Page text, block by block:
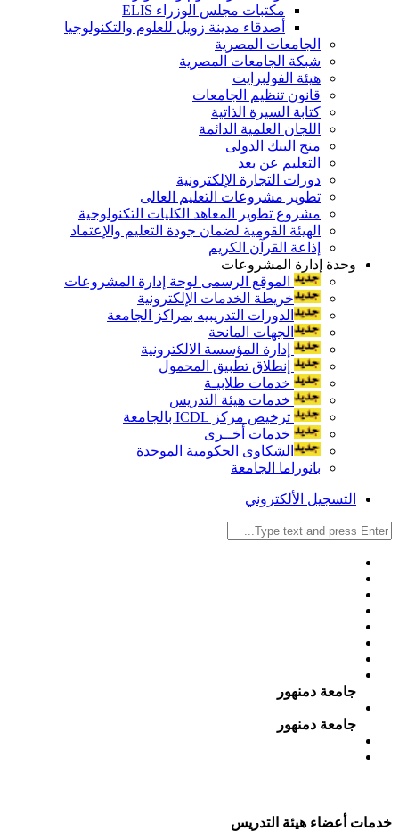
مكتبات مجلس الوزراء ELIS
أصدقاء مدينة زويل للعلوم والتكنولوجيا
الجامعات المصرية
شبكة الجامعات المصرية
هيئة الفولبرايت
قانون تنظيم الجامعات
كتابة السيرة الذاتية
اللجان العلمية الدائمة
منح البنك الدولى
التعليم عن بعد
دورات التجارة الإلكترونية
تطوير مشروعات التعليم العالى
مشروع تطوير المعاهد الكليات التكنولوجية
الهيئة القومية لضمان جودة التعليم والإعتماد
إذاعة القرآن الكريم
وحدة إدارة المشروعات
الموقع الرسمى لوحة إدارة المشروعات
خريطة الخدمات الإلكترونية
الدورات التدريبيه بمراكز الجامعة
الجهات المانحة
إدارة المؤسسة الالكترونية
إنطلاق تطبيق المحمول
خدمات طلابيـة
خدمات هيئة التدريس
ترخيص مركز ICDL بالجامعة
خدمات أخــرى
الشكاوى الحكومية الموحدة
بانوراما الجامعة
التسجيل الألكتروني
جامعة دمنهور
جامعة دمنهور
خدمات أعضاء هيئة التدريس